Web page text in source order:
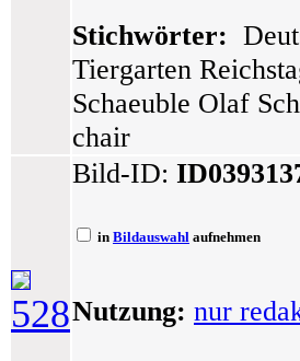
Stichwörter:
Tiergarten
Schaeuble Olaf
chair
528
Bild-ID:
in Bildauswahl aufnehmen
Nutzung: nur